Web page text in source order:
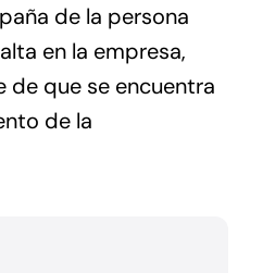
de la persona
en la empresa,
de que se encuentra
de la